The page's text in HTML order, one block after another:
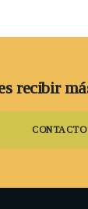
recibir
CONTACTO